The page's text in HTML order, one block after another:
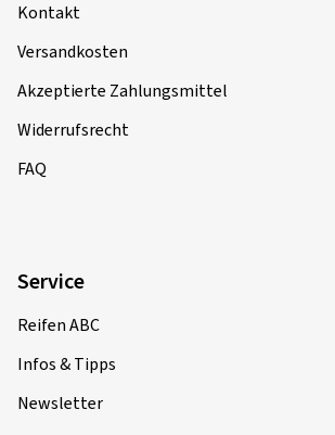
Kontakt
Versandkosten
Akzeptierte Zahlungsmittel
Widerrufsrecht
FAQ
Service
Reifen ABC
Infos & Tipps
Newsletter